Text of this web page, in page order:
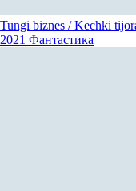
Tungi biznes / Kechki
2021 Фантастика